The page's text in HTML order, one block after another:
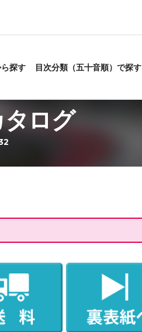
探す 目次分類（五十音順）で探す
ログ